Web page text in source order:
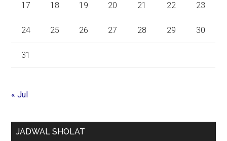
17 18 19 20 21 22 23
24 25 26 27 28 29 30
31
« Jul
JADWAL SHOLAT